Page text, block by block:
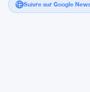
Suivre sur Google